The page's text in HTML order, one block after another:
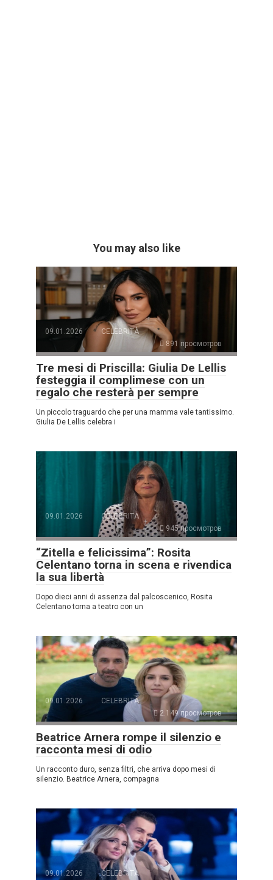
You may also like
09.01.2026
CELEBRITÀ
891 просмотров
Tre mesi di Priscilla: Giulia De Lellis
festeggia il complimese con un
regalo che resterà per sempre
Un piccolo traguardo che per una mamma vale tantissimo.
Giulia De Lellis celebra i
09.01.2026
CELEBRITÀ
945 просмотров
“Zitella e felicissima”: Rosita
Celentano torna in scena e rivendica
la sua libertà
Dopo dieci anni di assenza dal palcoscenico, Rosita
Celentano torna a teatro con un
09.01.2026
CELEBRITÀ
2.149 просмотров
Beatrice Arnera rompe il silenzio e
racconta mesi di odio
Un racconto duro, senza filtri, che arriva dopo mesi di
silenzio. Beatrice Arnera, compagna
09.01.2026
CELEBRITÀ